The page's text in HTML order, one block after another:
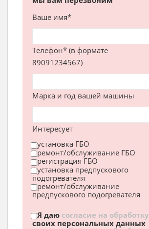
Ваше имя*
Телефон* (в формате
89091234567)
Марка и год вашей машины
Интересует
установка ГБО
ремонт/обслуживание ГБО
регистрация ГБО
установка предпускового
подогревателя
ремонт/обслуживание
предпускового подогревателя
Я даю согласие на обработку
своих персональных данных